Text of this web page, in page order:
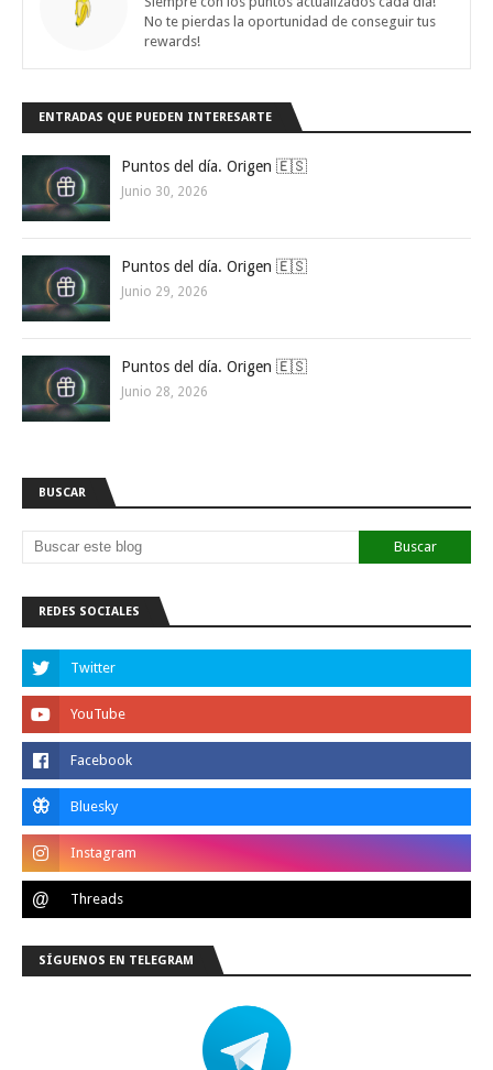
No te pierdas la oportunidad de conseguir tus
rewards!
ENTRADAS QUE PUEDEN INTERESARTE
Puntos del día. Origen 🇪🇸
Junio 30, 2026
Puntos del día. Origen 🇪🇸
Junio 29, 2026
Puntos del día. Origen 🇪🇸
Junio 28, 2026
BUSCAR
REDES SOCIALES
SÍGUENOS EN TELEGRAM